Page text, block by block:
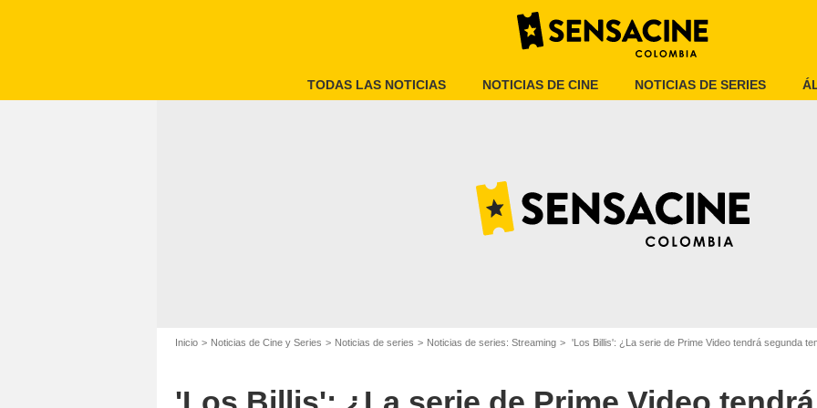
TODAS LAS NOTICIAS NOTICIAS DE CINE NOTICIAS DE SERIES
Inicio Noticias de Cine y Series Noticias de series Noticias de series: Streaming 'Los Billis': ¿La serie de Prime Video tendrá segunda